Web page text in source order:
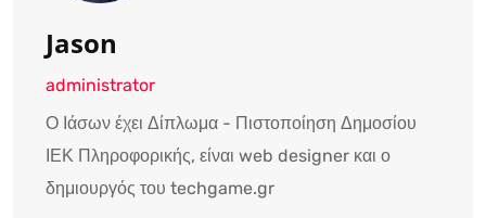
Jason
administrator
Ο Ιάσων έχει Δίπλωμα - Πιστοποίηση Δημοσίου
ΙΕΚ Πληροφορικής, είναι web designer και ο
δημιουργός του techgame.gr